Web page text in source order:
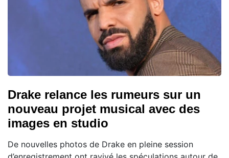
Drake relance les rumeurs sur un
nouveau projet musical avec des
images en studio
De nouvelles photos de Drake en pleine session